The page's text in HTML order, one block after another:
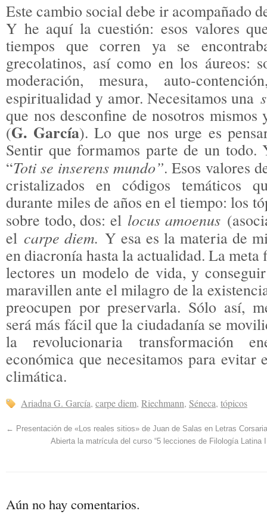
Este cambio social debe ir acompañado
Y he aquí la cuestión: esos valores
tiempos que corren ya se
grecolatinos, así como en los áureos:
moderación, mesura, auto-
espiritualidad y amor. Necesitamos una
que nos desconfine de nosotros
(G. García). Lo que nos urge es
Sentir que formamos parte de un
“Toti se inserens mundo”. Esos valores
cristalizados en códigos temáticos
durante miles de años en el tiempo: los
sobre todo, dos: el locus amoenus
el carpe diem. Y esa es la materia de
en diacronía hasta la actualidad. La meta
lectores un modelo de vida, y
maravillen ante el milagro de la
preocupen por preservarla. Sólo así,
será más fácil que la ciudadanía se
la revolucionaria transformación
económica que necesitamos para
climática.
Ariadna G. García, carpe diem, Riechmann, Séneca, tópicos
← Presentación de «Los reales sitios» de Juan de Salas en Letras
Abierta la matrícula del curso “5 lecciones de Filología Latina
Aún no hay comentarios.